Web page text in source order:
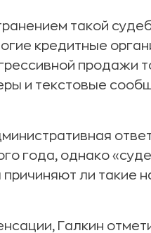
такой
кредитные
продажи
и текстовые
года, однако
ли такие
Галкин